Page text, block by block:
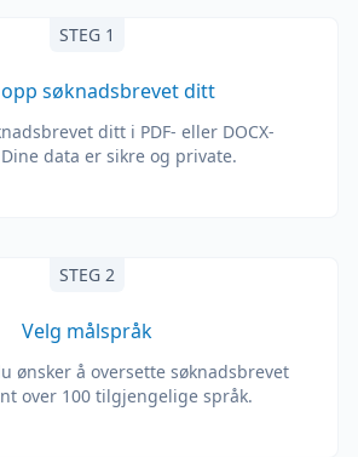
STEG 1
opp søknadsbrevet ditt
ditt i PDF- eller DOCX-
data er sikre og private.
STEG 2
Velg målspråk
ønsker å oversette søknadsbrevet
over 100 tilgjengelige språk.